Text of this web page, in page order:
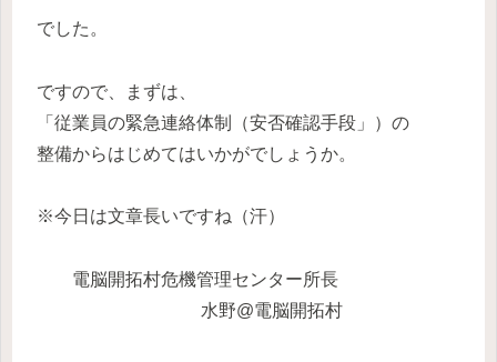
でした。
ですので、まずは、
「従業員の緊急連絡体制（安否確認手段」）の
整備からはじめてはいかがでしょうか。
※今日は文章長いですね（汗）
電脳開拓村危機管理センター所長
水野@電脳開拓村